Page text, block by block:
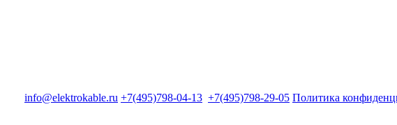
info@elektrokable.ru +7(495)798-04-13 +7(495)798-29-05 Политика